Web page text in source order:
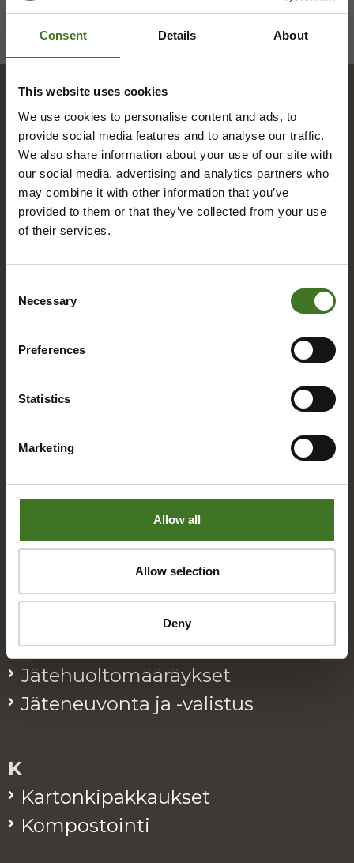
Consent Details About
This website uses cookies
We use cookies to personalise content and ads, to
provide social media features and to analyse our traffic.
We also share information about your use of our site with
our social media, advertising and analytics partners who
may combine it with other information that you’ve
provided to them or that they’ve collected from your use
of their services.
Selection
Necessary
Preferences
Statistics
Marketing
Allow all
Allow selection
Deny
Hakemisto
A
Alue­ke­räys­pis­teet
B
E
Eko­pis­teet / Rinki-eko­pis­teet
Hal­lin­to
Hin­nat / Hin­nas­tot
Jä­te­huol­to­mää­räyk­set
Jä­te­neu­von­ta ja -va­lis­tus
K
Kar­ton­ki­pak­kauk­set
Kom­pos­toin­ti